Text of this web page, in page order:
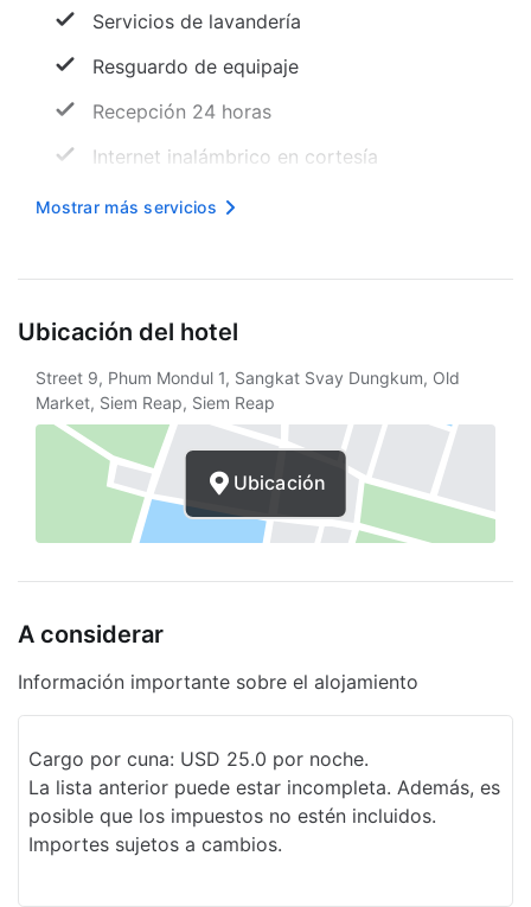
Servicios de lavandería
Resguardo de equipaje
Recepción 24 horas
Internet inalámbrico en cortesía
Spa
Periódico gratuito
Asistencia turística
Solárium
Ruta de viaje accesible para sillas de
Concierge
Servicios con cargo extra
Servicio de traslado de área (de pago)
Mostrar más servicios
Ubicación del hotel
Street 9, Phum Mondul 1, Sangkat Svay Dungkum, Old
Market, Siem Reap, Siem Reap
Ubicación
A considerar
Información importante sobre el alojamiento
Cargo por cuna: USD 25.0 por noche.
La lista anterior puede estar incompleta. Además, es
posible que los impuestos no estén incluidos.
Importes sujetos a cambios.